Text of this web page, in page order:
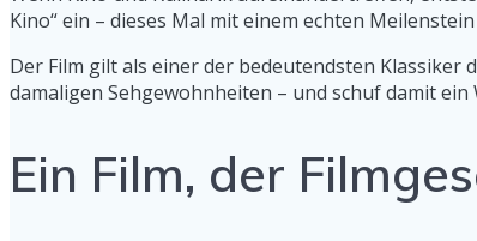
Kino“ ein – dieses Mal mit einem echten
Der Film gilt als einer der bedeutendsten Klassiker
damaligen Sehgewohnheiten – und schuf damit
Ein Film, der